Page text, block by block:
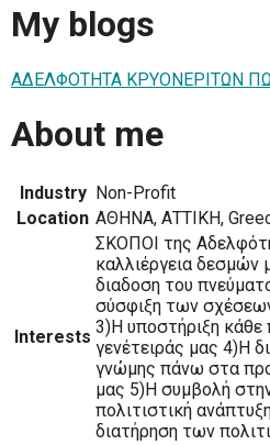
My blogs
ΑΔΕΛΦΟΤΗΤΑ ΚΡΥΟΝΕΡΙΤΩΝ
About me
Industry Non-Profit
Location ΑΘΗΝΑ, ΑΤΤΙΚΗ,
Interests
ΣΚΟΠΟΙ της
καλλιέργεια
διαδοση του
σύσφιξη των
3)Η υποστήριξη κάθε
γενέτειράς μας 4)Η
γνώμης πάνω στα
μας 5)Η συμβολή
πολιτιστική
διατήρηση των